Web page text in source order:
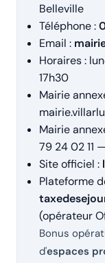
Belleville
Téléphone :
Email :
Horaires :
17h30
Mairie
Mairie
79 24 02 11 —
Site officiel :
Plateforme
(opérateur
Bonus
d'espaces